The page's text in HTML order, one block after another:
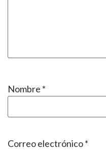
Nombre *
Correo electrónico*